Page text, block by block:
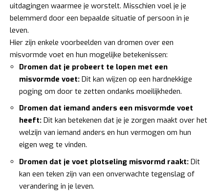
uitdagingen waarmee je worstelt. Misschien voel je je
belemmerd door een bepaalde situatie of persoon in je
leven.
Hier zijn enkele voorbeelden van dromen over een
misvormde voet en hun mogelijke betekenissen:
Dromen dat je probeert te lopen met een
misvormde voet: Dit kan wijzen op een hardnekkige
poging om door te zetten ondanks moeilijkheden.
Dromen dat iemand anders een misvormde voet
heeft: Dit kan betekenen dat je je zorgen maakt over het
welzijn van iemand anders en hun vermogen om hun
eigen weg te vinden.
Dromen dat je voet plotseling misvormd raakt: Dit
kan een teken zijn van een onverwachte tegenslag of
verandering in je leven.